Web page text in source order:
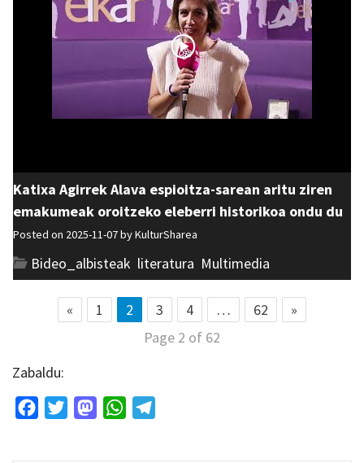
Katixa Agirrek Alava espioitza-sarean aritu ziren
emakumeak oroitzeko eleberri historikoa ondu du
Posted on 2025-11-07 byKulturSharea
Bideo_albisteak literatura Multimedia
« 1 2 3 4 … 62
»
Page 2 of 62
Zabaldu:
FacebookTwitterMastodonWhatsApp